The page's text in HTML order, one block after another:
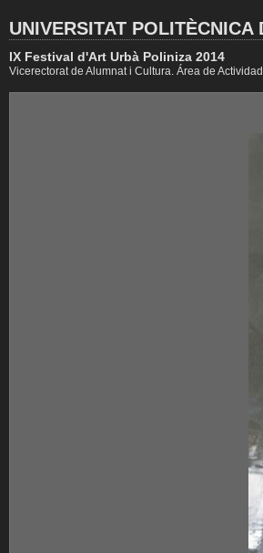
UNIVERSITAT POLITÈCNICA
IX Festival d'Art Urbà Poliniza 2014
Vicerectorat de Alumnat i Cultura. Área de